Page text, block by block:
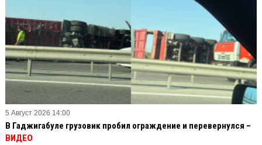
5 Август 2026 14:00
В Гаджигабуле грузовик пробил ограждение и перевернулся –
ВИДЕО